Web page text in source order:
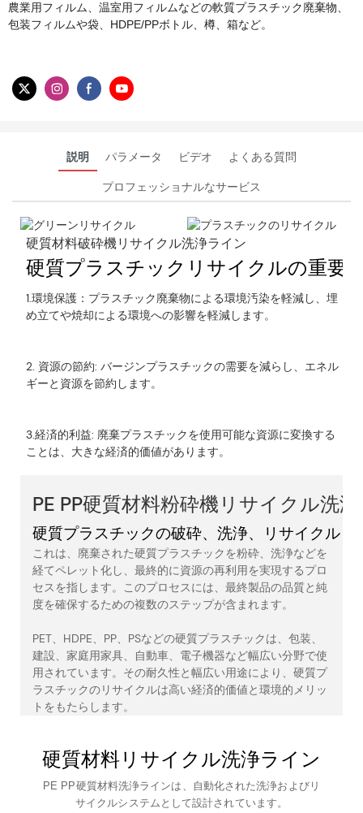
農業用フィルム、温室用フィルムなどの軟質プラスチック廃棄物、
包装フィルムや袋、HDPE/PPボトル、樽、箱など。
説明 パラメータ ビデオ よくある質問
プロフェッショナルなサービス
硬質材料破砕機リサイクル洗浄ライン
硬質プラスチックリサイクルの重要
1.環境保護：プラスチック廃棄物による環境汚染を軽減し、埋
め立てや焼却による環境への影響を軽減します。
2. 資源の節約: バージンプラスチックの需要を減らし、エネル
ギーと資源を節約します。
3.経済的利益: 廃棄プラスチックを使用可能な資源に変換する
ことは、大きな経済的価値があります。
PE PP硬質材料粉砕機リサイクル洗
硬質プラスチックの破砕、洗浄、リサイクル
これは、廃棄された硬質プラスチックを粉砕、洗浄などを
経てペレット化し、最終的に資源の再利用を実現するプロ
セスを指します。
このプロセスには、最終製品の品質と純
度を確保するための複数のステップが含まれます。
PET、HDPE、PP、PSなどの硬質プラスチックは、包装、
建設、家庭用家具、自動車、電子機器など幅広い分野で使
用されています。 その耐久性と幅広い用途により、硬質プ
ラスチックのリサイクルは高い経済的価値と環境的メリッ
トをもたらします。
硬質材料リサイクル洗浄ライン
PE PP硬質材料洗浄ラインは、自動化された洗浄およびリ
サイクルシステムとして設計されています。